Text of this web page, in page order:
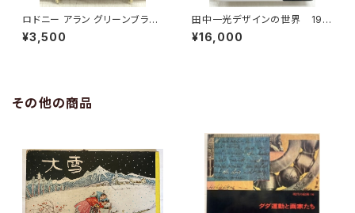
ロドニー アラン グリーンブラッ
ド Rodney Fun ５冊セット
2000年 リトルモア刊
¥3,500
田中一光デザインの世界 198
7年 函 初版 講談社
¥16,000
その他の商品